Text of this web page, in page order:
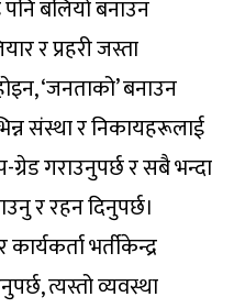
बलियो बनाउन
र प्रहरी जस्ता
‘जनताको’ बनाउन
संस्था र निकायहरूलाई
गराउनुपर्छ र सबै भन्दा
र रहन दिनुपर्छ।
भर्तीकेन्द्र
त्यस्तो व्यवस्था